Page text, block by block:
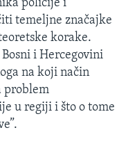
policije i
temeljne značajke
korake.
i Hercegovini
na koji način
problem
u regiji i što o tome